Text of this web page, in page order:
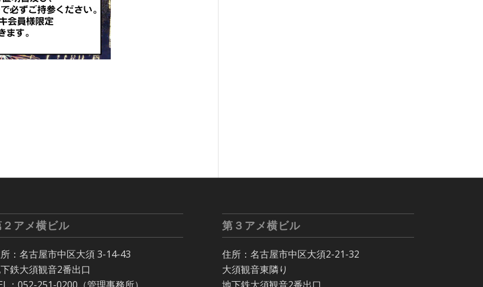
アメ横ビル
：名古屋市中区大須 3-14-43
鉄大須観音2番出口
：052-251-0200（管理事務所）
第３アメ横ビル
住所：名古屋市中区大須2-21-32
大須観音東隣り
地下鉄大須観音2番出口